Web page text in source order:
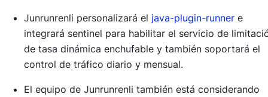
Junrunrenli personalizará el java-plugin-runner e
integrará sentinel para habilitar el servicio de
de tasa dinámica enchufable y también soportará el
control de tráfico diario y mensual.
El equipo de Junrunrenli también está considerando